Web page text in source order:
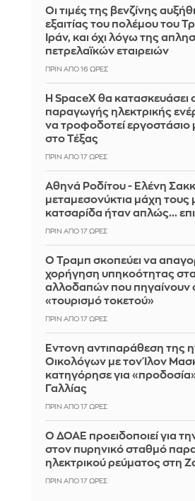
Οι τιμές της βενζίνης
εξαιτίας του πολέμου του
Ιράν, και όχι λόγω της
πετρελαϊκών εταιρειών
ΠΡΙΝ ΑΠΌ 16 ΏΡΕΣ
Η SpaceX θα κατασκευάσει
παραγωγής ηλεκτρικής
να τροφοδοτεί εργοστάσιο
στο Τέξας
ΠΡΙΝ ΑΠΌ 17 ΏΡΕΣ
Αθηνά Ροδίτου - Ελένη
μεταμεσονύκτια μάχη τους
κατσαρίδα ήταν απλώς...
ΠΡΙΝ ΑΠΌ 17 ΏΡΕΣ
Ο Τραμπ σκοπεύει να
χορήγηση υπηκοότητας στα
αλλοδαπών που πηγαίνουν
«τουρισμό τοκετού»
ΠΡΙΝ ΑΠΌ 17 ΏΡΕΣ
Έντονη αντιπαράθεση της
Οικολόγων με τον Ίλον
κατηγόρησε για
Γαλλίας
ΠΡΙΝ ΑΠΌ 17 ΏΡΕΣ
Ο ΔΟΑΕ προειδοποιεί για
στον πυρηνικό σταθμό
ηλεκτρικού ρεύματος στη
ΠΡΙΝ ΑΠΌ 17 ΏΡΕΣ